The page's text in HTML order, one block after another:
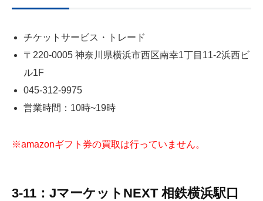
チケットサービス・トレード
〒220-0005 神奈川県横浜市西区南幸1丁目11-2浜西ビ
ル1F
045-312-9975
営業時間：10時~19時
※amazonギフト券の買取は行っていません。
3-11：JマーケットNEXT 相鉄横浜駅口